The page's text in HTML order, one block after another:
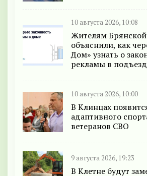
10 августа 2026, 10:08
Жителям Брянской
объяснили, как
Дом» узнать о
рекламы в
10 августа 2026, 10:00
В Клинцах
адаптивного
ветеранов СВО
9 августа 2026, 19:23
В Клетне будут